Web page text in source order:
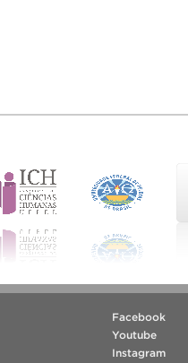
Facebook
Youtube
Instagram